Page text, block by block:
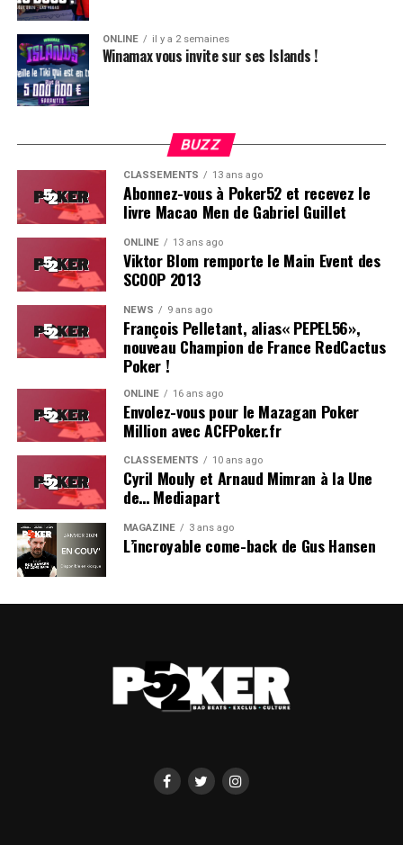
ONLINE il y a 2 semaines
Winamax vous invite sur ses Islands !
BUZZ
CLASSEMENTS 13 ans ago
Abonnez-vous à Poker52 et recevez le
livre Macao Men de Gabriel Guillet
ONLINE 13 ans ago
Viktor Blom remporte le Main Event des
SCOOP 2013
NEWS 9 ans ago
François Pelletant, alias« PEPEL56»,
nouveau Champion de France RedCactus
Poker !
ONLINE 16 ans ago
Envolez-vous pour le Mazagan Poker
Million avec ACFPoker.fr
CLASSEMENTS 10 ans ago
Cyril Mouly et Arnaud Mimran à la Une
de… Mediapart
MAGAZINE 3 ans ago
L’incroyable come-back de Gus Hansen